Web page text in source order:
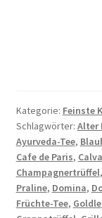
Kategorie: Feinste
Schlagwörter: Alter
Ayurveda-Tee,
Cafe de Paris,
Champagnertrüffel,
Praline, Domina,
Früchte-Tee,